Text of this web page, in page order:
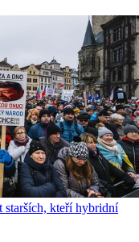
starších, kteří hybridní